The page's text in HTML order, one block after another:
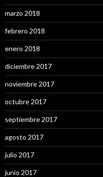
marzo 2018
febrero 2018
enero 2018
diciembre 2017
noviembre 2017
octubre 2017
septiembre 2017
agosto 2017
julio 2017
junio 2017